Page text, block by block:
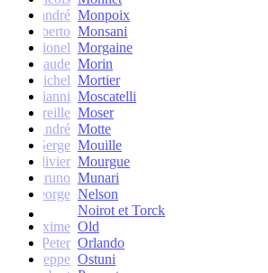
andré Monpoix
Roberto Monsani
Lionel Morgaine
Claude Morin
Michel Mortier
Gianni Moscatelli
Mireille Moser
André Motte
Serge Mouille
Olivier Mourgue
Bruno Munari
George Nelson
Noirot et Torck
Maxime Old
Peter Orlando
Giuseppe Ostuni